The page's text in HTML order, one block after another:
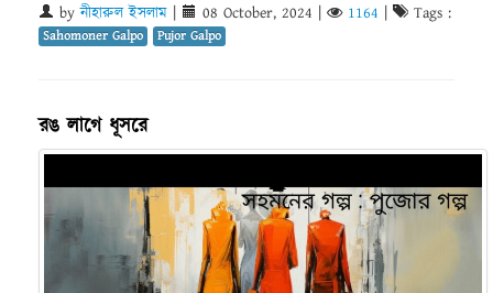
byনীহারুল ইসলাম | 08 October, 2024 | 1164 | Tags :
Sahomoner Galpo Pujor Galpo
রঙ লাগে ধূসরে